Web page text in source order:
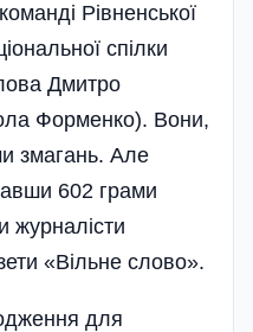
Рівненської
спілки
Дмитро
Форменко). Вони,
змагань. Але
602 грами
журналісти
«Вільне слово».
для